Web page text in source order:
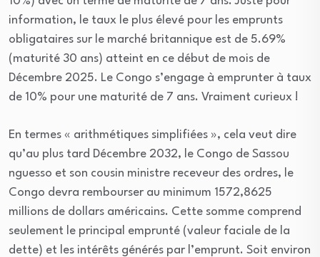
information, le taux le plus élevé pour les emprunts
obligataires sur le marché britannique est de 5.69%
(maturité 30 ans) atteint en ce début de mois de
Décembre 2025. Le Congo s’engage à emprunter à taux
de 10% pour une maturité de 7 ans. Vraiment curieux !
En termes « arithmétiques simplifiées », cela veut dire
qu’au plus tard Décembre 2032, le Congo de Sassou
nguesso et son cousin ministre receveur des ordres, le
Congo devra rembourser au minimum 1572,8625
millions de dollars américains. Cette somme comprend
seulement le principal emprunté (valeur faciale de la
dette) et les intérêts générés par l’emprunt. Soit environ